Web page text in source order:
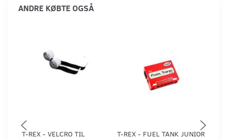
ANDRE KØBTE OGSÅ
T-REX - VELCRO TIL
T-REX - FUEL TANK JUNIOR